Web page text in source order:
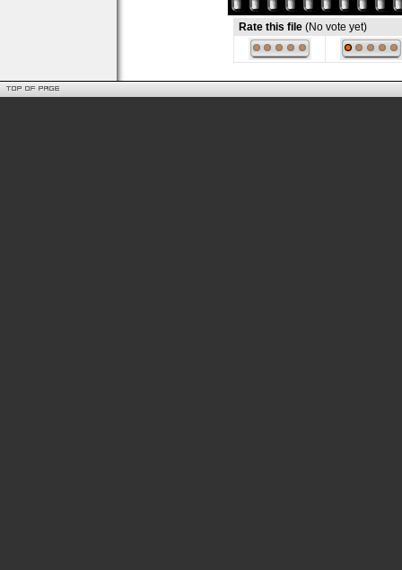
Rate this file (No vote yet)